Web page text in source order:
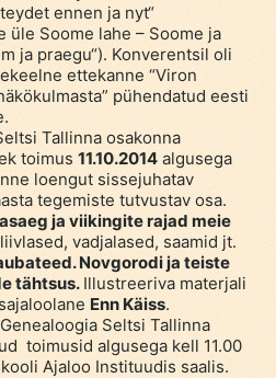
ennen ja nyt“
üle Soome lahe – Soome ja
ja praegu“). Konverentsil oli
ettekanne “Viron
pühendatud eesti
Tallinna osakonna
toimus11.10.2014algusega
loengut sissejuhatav
tegemiste tutvustav osa.
ja viikingite rajad meie
vadjalased, saamid jt.
Novgorodi ja teiste
tähtsus.Illustreeriva materjali
Enn Käiss.
Seltsi Tallinna
toimusid algusega kell 11.00
Ajaloo Instituudis saalis.